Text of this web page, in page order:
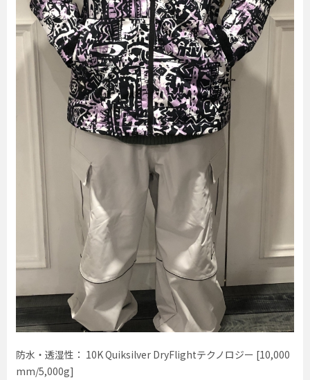
防水・透湿性： 10K Quiksilver DryFlightテクノロジー [10,000
mm/5,000g]